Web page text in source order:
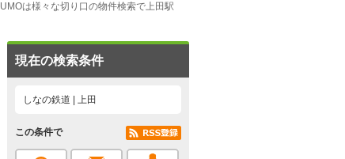
は様々な切り口の物件検索で上田駅
現在の検索条件
しなの鉄道 | 上田
この条件で